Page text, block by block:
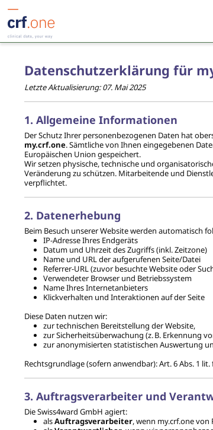
Datenschutzerklärung für
Letzte Aktualisierung: 07. Mai 2025
1. Allgemeine Informationen
Der Schutz Ihrer personenbezogenen Daten hat
my.crf.one. Sämtliche von Ihnen eingegebenen
Europäischen Union gespeichert.
Wir setzen physische, technische und
Veränderung zu schützen. Mitarbeitende und
verpflichtet.
2. Datenerhebung
Beim Besuch unserer Website werden automatisch
IP-Adresse Ihres Endgeräts
Datum und Uhrzeit des Zugriffs (inkl. Zeitzone)
Name und URL der aufgerufenen Seite/Datei
Referrer-URL (zuvor besuchte Website oder
Verwendeter Browser und Betriebssystem
Name Ihres Internetanbieters
Klickverhalten und Interaktionen auf der Seite
Diese Daten nutzen wir:
zur technischen Bereitstellung der Website,
zur Sicherheitsüberwachung (z. B. Erkennung
zur anonymisierten statistischen Auswertung
Rechtsgrundlage (sofern anwendbar): Art. 6 Abs. 1 lit.
3. Auftragsverarbeiter und
Die Swiss4ward GmbH agiert:
alsAuftragsverarbeiter, wenn my.crf.one